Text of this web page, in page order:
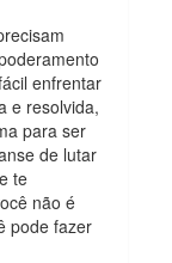
enfrentar
e resolvida,
para ser
de lutar
te
não é
pode fazer